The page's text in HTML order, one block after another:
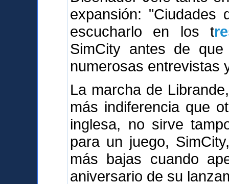
expansión: "Ciudades
escucharlo en los t
SimCity antes de
numerosas entrevistas
La marcha de
más indiferencia que
inglesa, no sirve
para un juego,
más bajas cuando
aniversario de su